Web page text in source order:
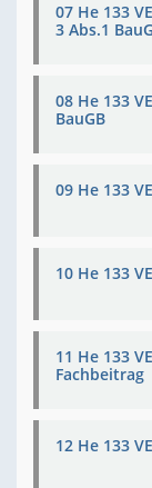
07 He 133
3 Abs.1
08 He 133
BauGB
09 He 133
10 He 133
11 He 133
Fachbeitrag
12 He 133